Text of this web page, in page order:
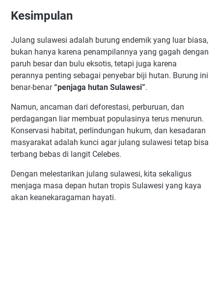
Kesimpulan
Julang sulawesi adalah burung endemik yang luar biasa,
bukan hanya karena penampilannya yang gagah dengan
paruh besar dan bulu eksotis, tetapi juga karena
perannya penting sebagai penyebar biji hutan. Burung ini
benar-benar“penjaga hutan Sulawesi”.
Namun, ancaman dari deforestasi, perburuan, dan
perdagangan liar membuat populasinya terus menurun.
Konservasi habitat, perlindungan hukum, dan kesadaran
masyarakat adalah kunci agar julang sulawesi tetap bisa
terbang bebas di langit Celebes.
Dengan melestarikan julang sulawesi, kita sekaligus
menjaga masa depan hutan tropis Sulawesi yang kaya
akan keanekaragaman hayati.